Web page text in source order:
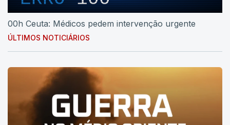
00h Ceuta: Médicos pedem intervenção urgente
ÚLTIMOS NOTICIÁRIOS